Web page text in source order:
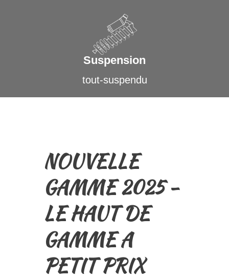
Suspension
tout-suspendu
NOUVELLE
GAMME 2025 -
LE HAUT DE
GAMME A
PETIT PRIX